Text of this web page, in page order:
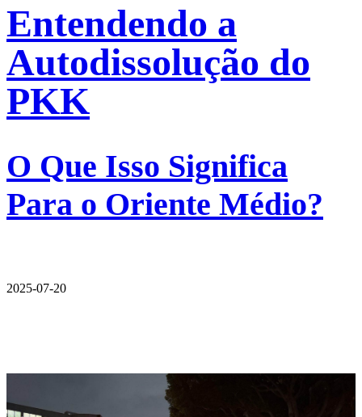
Entendendo a
Autodissolução do
PKK
O Que Isso Significa
Para o Oriente Médio?
2025-07-20